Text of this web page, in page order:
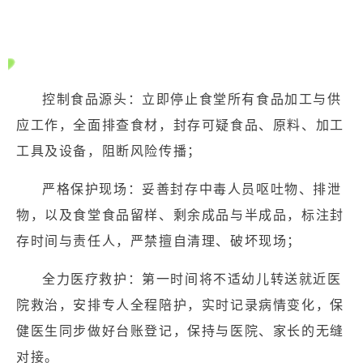
控制食品源头：立即停止食堂所有食品加工与供
应工作，全面排查食材，封存可疑食品、原料、加工
工具及设备，阻断风险传播；
严格保护现场：妥善封存中毒人员呕吐物、排泄
物，以及食堂食品留样、剩余成品与半成品，标注封
存时间与责任人，严禁擅自清理、破坏现场；
全力医疗救护：第一时间将不适幼儿转送就近医
院救治，安排专人全程陪护，实时记录病情变化，保
健医生同步做好台账登记，保持与医院、家长的无缝
对接。